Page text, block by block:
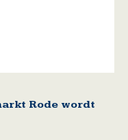
Rode wordt